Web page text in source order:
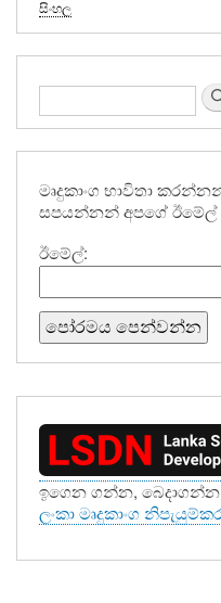
සිංහල
සොයන්න
මෘදුකාංග භාවිතා
සපයන්නන් අපගේ
ඊමේල්:
ඉගෙන ගන්න,
ලංකා මෘදුකාංග